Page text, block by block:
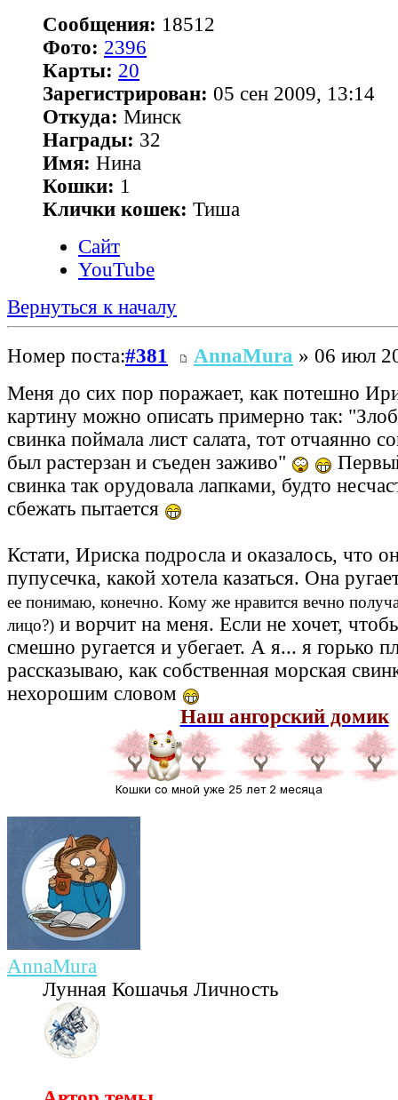
Сообщения: 18512
Фото: 2396
Карты: 20
Зарегистрирован: 05 сен 2009, 13:14
Откуда: Минск
Награды: 32
Имя: Нина
Кошки: 1
Клички кошек: Тиша
Сайт
YouTube
Вернуться к началу
Номер поста:#381 AnnaMura » 06 июл
Меня до сих пор поражает, как потешно
картину можно описать примерно так:
свинка поймала лист салата, тот отчаянно
был растерзан и съеден заживо"
свинка так орудовала лапками, будто
сбежать пытается
Кстати, Ириска подросла и оказалось, что
пупусечка, какой хотела казаться. Она
ее понимаю, конечно. Кому же нравится вечно
лицо?) и ворчит на меня. Если не хочет,
смешно ругается и убегает. А я... я горько
рассказываю, как собственная морская
нехорошим словом
Наш ангорский домик
AnnaMura
Лунная Кошачья Личность